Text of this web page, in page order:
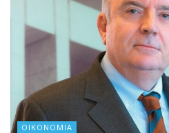
ΟΙΚΟΝΟΜΊΑ